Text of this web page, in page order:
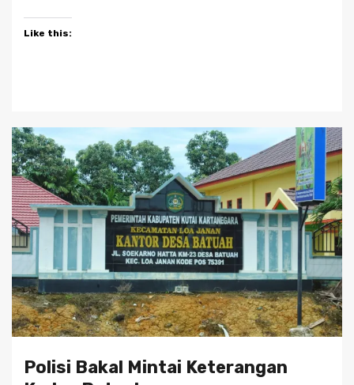
Like this:
Polisi Bakal Mintai Keterangan